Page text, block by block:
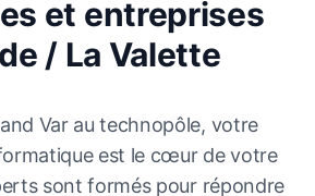
et entreprises
/ La Valette
Var au technopôle, votre
est le cœur de votre
sont formés pour répondre